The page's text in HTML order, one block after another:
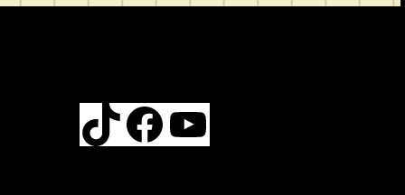
TikTok Facebook YouTube